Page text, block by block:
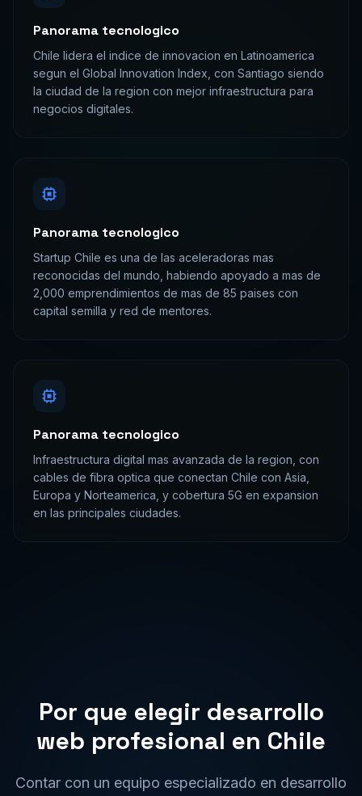
Panorama tecnologico
Chile lidera el indice de innovacion en Latinoamerica
segun el Global Innovation Index, con Santiago siendo
la ciudad de la region con mejor infraestructura para
negocios digitales.
Panorama tecnologico
Startup Chile es una de las aceleradoras mas
reconocidas del mundo, habiendo apoyado a mas de
2,000 emprendimientos de mas de 85 paises con
capital semilla y red de mentores.
Panorama tecnologico
Infraestructura digital mas avanzada de la region, con
cables de fibra optica que conectan Chile con Asia,
Europa y Norteamerica, y cobertura 5G en expansion
en las principales ciudades.
Por que elegir desarrollo
web profesional en Chile
Contar con un equipo especializado en desarrollo